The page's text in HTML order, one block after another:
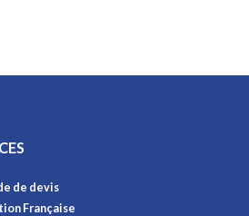
de devis
Française